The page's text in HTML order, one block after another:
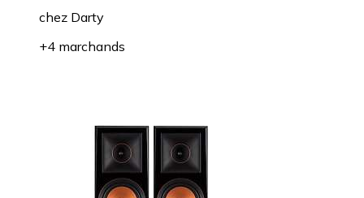
chez Darty
+4 marchands